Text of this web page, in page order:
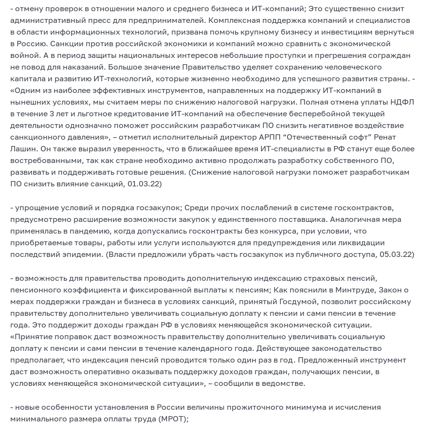
- отмену проверок в отношении малого и среднего бизнеса и ИТ-компаний; Это существенно снизит
административный пресс для предпринимателей. Комплексная поддержка компаний и специалистов
в области информационных технологий, призвана помочь крупному бизнесу и инвестициям вернуться
в Россию. Санкции против российской экономики и компаний можно сравнить с экономической
войной. А в период защиты национальных интересов небольшие проступки и прегрешения сограждан
не повод для наказаний. Большое значение Правительство уделяет сохранению человеческого
капитала и развитию ИТ-технологий, которые жизненно необходимо для успешного развития страны. -
«Одним из наиболее эффективных инструментов, направленных на поддержку ИТ-компаний в
нынешних условиях, мы считаем меры по снижению налоговой нагрузки. Полная отмена уплаты НДФЛ
в течение 3 лет и льготное кредитование ИТ-компаний на обеспечение бесперебойной текущей
деятельности однозначно поможет российским разработчикам ПО снизить негативное воздействие
санкционного давления», – отметил исполнительный директор АРПП “Отечественный софт” Ренат
Лашин. Он также выразил уверенность, что в ближайшее время ИТ-специалисты в РФ станут еще более
востребованными, так как стране необходимо активно продолжать разработку собственного ПО,
развивать и поддерживать готовые решения. (Снижение налоговой нагрузки поможет разработчикам
ПО снизить влияние санкций, 01.03.22)
- упрощение условий и порядка госзакупок; Среди прочих послаблений в системе госконтрактов,
предусмотрено расширение возможности закупок у единственного поставщика. Аналогичная мера
применялась в пандемию, когда допускались госконтракты без конкурса, при условии, что
приобретаемые товары, работы или услуги используются для предупреждения или ликвидации
последствий эпидемии. (Власти предложили убрать часть госзакупок из публичного доступа, 05.03.22)
- возможность для правительства проводить дополнительную индексацию страховых пенсий,
пенсионного коэффициента и фиксированной выплаты к пенсиям; Как пояснили в Минтруде, Закон о
мерах поддержки граждан и бизнеса в условиях санкций, принятый Госдумой, позволит российскому
правительству дополнительно увеличивать социальную доплату к пенсии и сами пенсии в течение
года. Это поддержит доходы граждан РФ в условиях меняющейся экономической ситуации.
«Принятие поправок даст возможность правительству дополнительно увеличивать социальную
доплату к пенсии и сами пенсии в течение календарного года. Действующее законодательство
предполагает, что индексация пенсий проводится только один раз в год. Предложенный инструмент
даст возможность оперативно оказывать поддержку доходов граждан, получающих пенсии, в
условиях меняющейся экономической ситуации», – сообщили в ведомстве.
- новые особенности установления в России величины прожиточного минимума и исчисления
минимального размера оплаты труда (МРОТ);